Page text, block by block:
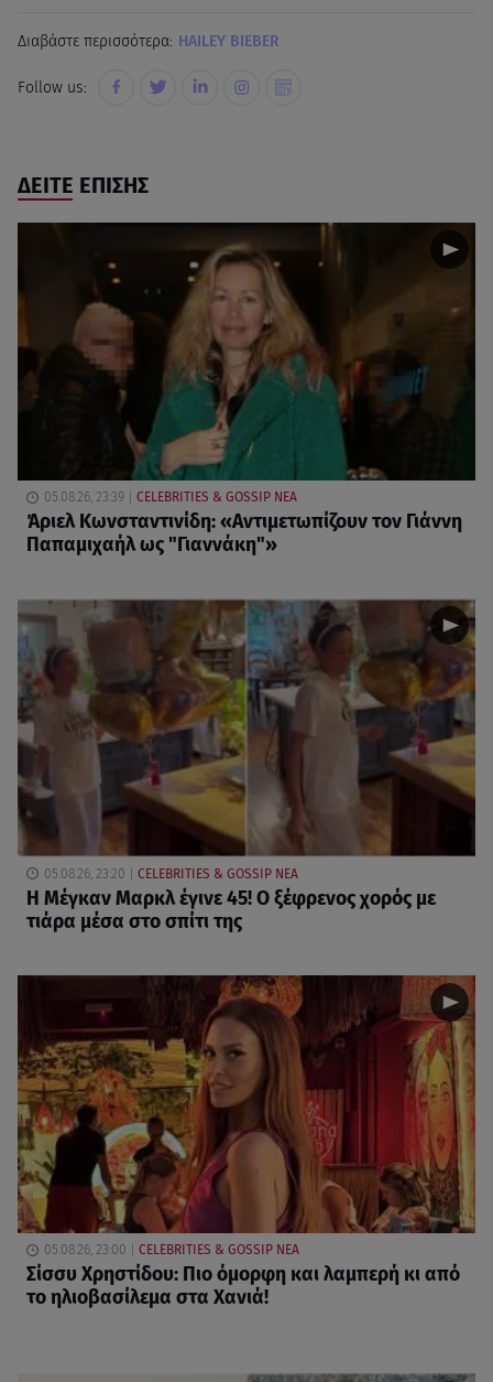
Διαβάστε περισσότερα: HAILEY BIEBER
Follow us:
ΔΕΙΤΕ ΕΠΙΣΗΣ
05.08.26, 23:39 CELEBRITIES & GOSSIP ΝΕΑ
Άριελ Κωνσταντινίδη: «Αντιμετωπίζουν τον Γιάννη
Παπαμιχαήλ ως "Γιαννάκη"»
05.08.26, 23:20 CELEBRITIES & GOSSIP ΝΕΑ
Η Μέγκαν Μαρκλ έγινε 45! Ο ξέφρενος χορός με
τιάρα μέσα στο σπίτι της
05.08.26, 23:00 CELEBRITIES & GOSSIP ΝΕΑ
Σίσσυ Χρηστίδου: Πιο όμορφη και λαμπερή κι από
το ηλιοβασίλεμα στα Χανιά!